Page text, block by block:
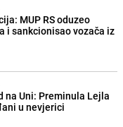
MUP RS oduzeo
i sankcionisao vozača iz
na Uni: Preminula Lejla
u nevjerici